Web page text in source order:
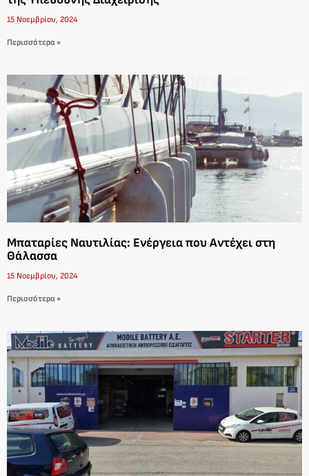
15 Νοεμβρίου, 2024
Περισσότερα »
Μπαταρίες Ναυτιλίας: Ενέργεια που Αντέχει στη
Θάλασσα
15 Νοεμβρίου, 2024
Περισσότερα »